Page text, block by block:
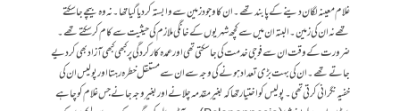
غلام معینہ لگان دینے کے پابند تھے ۔ ان کا وجود زمین سے وابستہ کر دیا گیا تھا ۔ نہ وہ بیچے جا سکتے
تھے نہ ان کی زمین ۔ البتہ ان میں سے کچھ شہریوں کے خانگی ملازم کی حیثیت سے کام کر سکتے تھے ۔
ضرورت کے وقت ان سے فوجی خدمت کی جا سکتی تھی اور عمدہ کارکردگی پر کبھی کبھی آزاد بھی کر دیے
جاتے تھے ۔ ان کی بہت بڑی تعداد ہونے کی وجہ سے ان سے مستقل خطرہ رہتا اور پولیس ان کی
خفیہ نگرانی کرتی تھی ۔ پولیس کو اختیار تھا کہ بغیر مقدمہ چلانے اور بغیر وجہ جانے جس غلام کو چاہے